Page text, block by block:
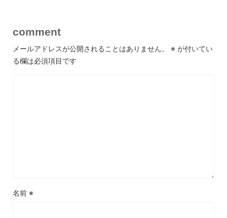
comment
メールアドレスが公開されることはありません。 ※ が付いてい
る欄は必須項目です
名前 ※